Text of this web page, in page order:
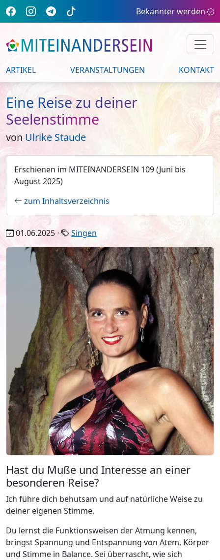
Bekannter werden
ARTIKEL VERANSTALTUNGEN KONTAKT
Eine Reise zu deiner
Seelenstimme
von Ulrike Staude
Erschienen im MITEINANDERSEIN 109 (Juni bis
August 2025)
zum Inhaltsverzeichnis
01.06.2025 ⋅ Singen
Hast du Muße und Interesse an einer
besonderen Reise?
Ich führe dich behutsam und auf natürliche Weise zu
deiner eigenen Stimme.
Du lernst die Funktionsweisen der Atmung kennen,
bringst Spannung und Entspannung von Atem, Körper
und Stimme in Balance. Sei überrascht, wie sich